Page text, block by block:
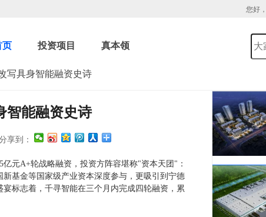
您好
页 投资项目 真本领
写具身智能融资史诗
智能融资史诗
到：
元A+轮战略融资，投资方阵容堪称"资本天团"：
基金等国家级产业资本深度参与，更吸引到宁德
标志着，千寻智能在三个月内完成四轮融资，累